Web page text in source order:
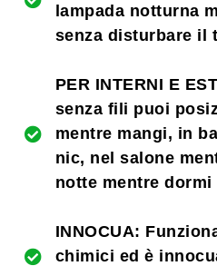
lampada notturna
senza disturbare il
PER INTERNI E
senza fili puoi
mentre mangi, in
nic, nel salone
notte mentre dormi
INNOCUA:
chimici ed è